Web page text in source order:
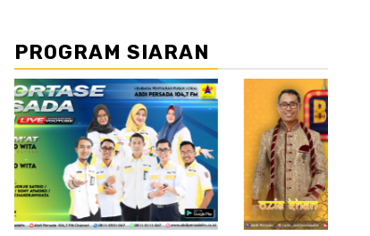
PROGRAM SIARAN
//2